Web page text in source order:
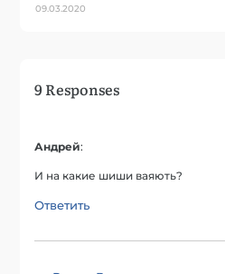
09.03.2020
9 Responses
Андрей:
И на какие шиши ваяють?
Ответить